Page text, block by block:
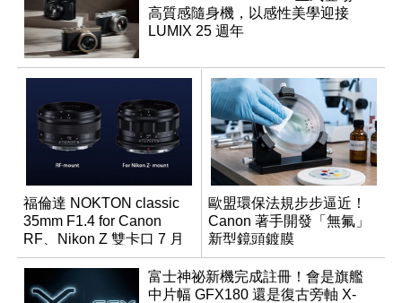
高質感隨身機，以感性美學迎接
LUMIX 25 週年
福倫達 NOKTON classic
35mm F1.4 for Canon
RF、Nikon Z 雙卡口 7 月
同步登台
歐盟環保法規步步逼近！
Canon 著手開發「無氟」
新型鏡頭鍍膜
富士神祕新機完成註冊！會是旗艦
中片幅 GFX180 還是復古旁軸 X-